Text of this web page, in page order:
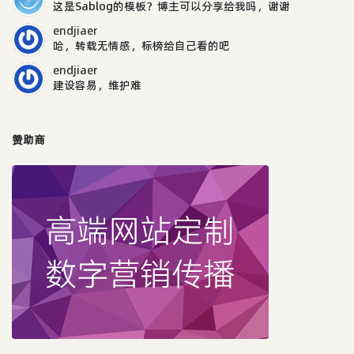
这是Sablog的模板？博主可以分享给我吗，谢谢
endjiaer
哈，转载无情感，标榜给自己看的吧
endjiaer
建设容易，维护难
赞助商